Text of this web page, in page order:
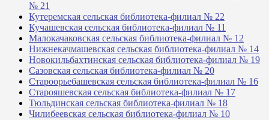
№ 21
Кутеремская сельская библиотека-филиал № 22
Кучашевская сельская библиотека-филиал № 11
Малокачаковская сельская библиотека-филиал № 12
Нижнекачмашевская сельская библиотека-филиал № 14
Новокильбахтинская сельская библиотека-филиал № 19
Сазовская сельская библиотека-филиал № 20
Староорьебашевская сельская библиотека-филиал № 16
Старояшевская сельская библиотека-филиал № 17
Тюльдинская сельская библиотека-филиал № 18
Чилибеевская сельская библиотека-филиал № 10